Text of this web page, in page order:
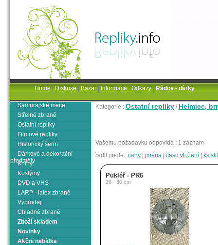
Kategorie : Ostatní repliky / Helmice,
Vašemu požadavku odpovídá : 1 záznam
řadit podle : ceny jména času vložení ks
Pukléř - PR6
26 - 30 cm
Samurajské meče
Střelné zbraně
Ostatní repliky
Filmové repliky
Historický šerm
Dárkové a dekorační
předměty
Knihy
Kostýmy
DVD a VHS
LARP - latex zbraně
Výprodej
Chladné zbraně
Zboží skladem
Novinky
Akční nabídka
Home|Diskuse|Bazar|Informace|Odkazy|Rádce - dárky